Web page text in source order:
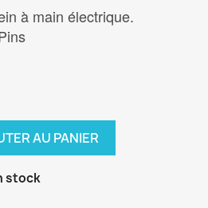
à main électrique.
AU PANIER
stock